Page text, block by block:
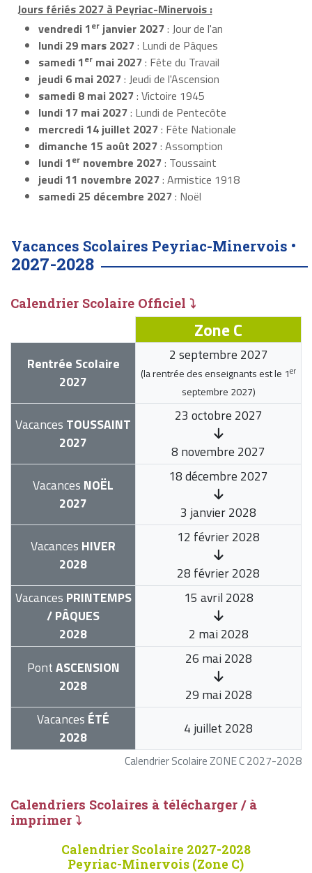
Jours fériés 2027 à Peyriac-Minervois :
vendredi 1er janvier 2027: Jour de l'an
lundi 29 mars 2027: Lundi de Pâques
samedi 1er mai 2027: Fête du Travail
jeudi 6 mai 2027: Jeudi de l'Ascension
samedi 8 mai 2027: Victoire 1945
lundi 17 mai 2027: Lundi de Pentecôte
mercredi 14 juillet 2027: Fête Nationale
dimanche 15 août 2027: Assomption
lundi 1er novembre 2027: Toussaint
jeudi 11 novembre 2027: Armistice 1918
samedi 25 décembre 2027: Noël
Vacances Scolaires Peyriac-Minervois •
2027-2028
Calendrier Scolaire Officiel ⤵
Calendrier Scolaire ZONE C 2027-2028
Zone C
Rentrée Scolaire
2027
2 septembre 2027
(la rentrée des enseignants est le 1er
septembre 2027)
Vacances TOUSSAINT
2027
23 octobre 2027
8 novembre 2027
Vacances NOËL
2027
18 décembre 2027
3 janvier 2028
Vacances HIVER
2028
12 février 2028
28 février 2028
Vacances PRINTEMPS
/ PÂQUES
2028
15 avril 2028
2 mai 2028
PontASCENSION
2028
26 mai 2028
29 mai 2028
Vacances ÉTÉ
2028
4 juillet 2028
Calendriers Scolaires à télécharger / à
imprimer ⤵
Calendrier Scolaire 2027-2028
Peyriac-Minervois (Zone C)